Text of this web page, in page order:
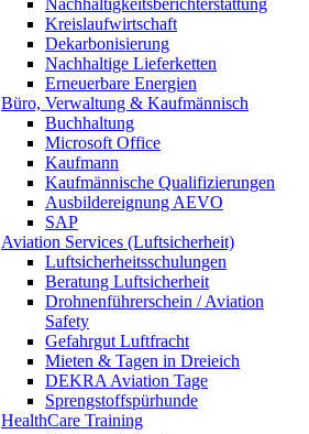
Kreislaufwirtschaft
Dekarbonisierung
Nachhaltige Lieferketten
Erneuerbare Energien
Büro, Verwaltung & Kaufmännisch
Buchhaltung
Microsoft Office
Kaufmann
Kaufmännische Qualifizierungen
Ausbildereignung AEVO
SAP
Aviation Services (Luftsicherheit)
Luftsicherheitsschulungen
Beratung Luftsicherheit
Drohnenführerschein / Aviation
Safety
Gefahrgut Luftfracht
Mieten & Tagen in Dreieich
DEKRA Aviation Tage
Sprengstoffspürhunde
HealthCare Training